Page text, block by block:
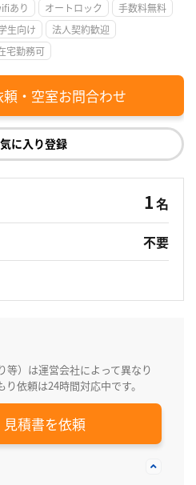
あり オートロック
手数料無料
生向け
法人契約歓迎
宅勤務可
頼・空室お問合わせ
に入り登録
1名
不要
等）は運営会社によって異なり
依頼は24時間対応中です。
見積書を依頼